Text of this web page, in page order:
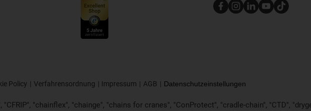
Policy Verfahrensordnung Impressum AGB Datenschutzeinstellungen
"chainflex", "chainge", "chains for cranes", "ConProtect", "cradle-chain", "CTD",